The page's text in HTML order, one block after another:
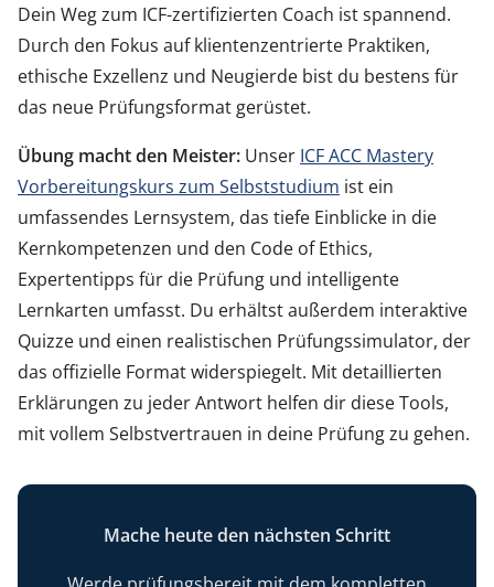
Dein Weg zum ICF-zertifizierten Coach ist spannend.
Durch den Fokus auf klientenzentrierte Praktiken,
ethische Exzellenz und Neugierde bist du bestens für
das neue Prüfungsformat gerüstet.
Übung macht den Meister: Unser ICF ACC Mastery
Vorbereitungskurs zum Selbststudium ist ein
umfassendes Lernsystem, das tiefe Einblicke in die
Kernkompetenzen und den Code of Ethics,
Expertentipps für die Prüfung und intelligente
Lernkarten umfasst. Du erhältst außerdem interaktive
Quizze und einen realistischen Prüfungssimulator, der
das offizielle Format widerspiegelt. Mit detaillierten
Erklärungen zu jeder Antwort helfen dir diese Tools,
mit vollem Selbstvertrauen in deine Prüfung zu gehen.
Mache heute den nächsten Schritt